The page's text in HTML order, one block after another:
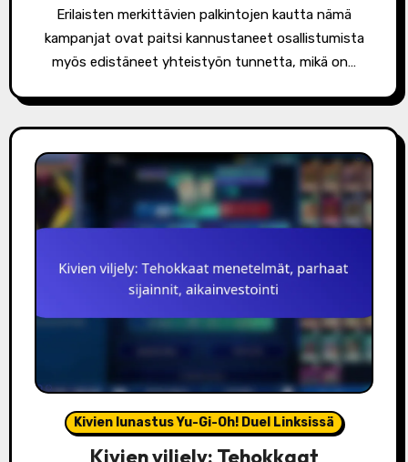
Erilaisten merkittävien palkintojen kautta nämä
kampanjat ovat paitsi kannustaneet osallistumista
myös edistäneet yhteistyön tunnetta, mikä on…
Kivien lunastus Yu-Gi-Oh! Duel Linksissä
Kivien viljely: Tehokkaat